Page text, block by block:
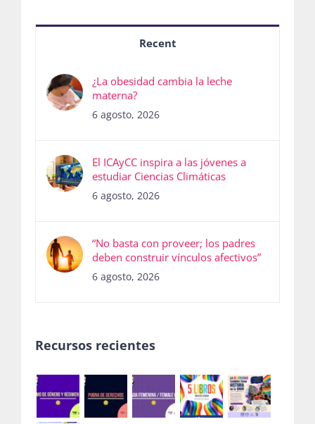
Recent
¿La obesidad cambia la leche
materna?
6 agosto, 2026
El ICAyCC inspira a las jóvenes a
estudiar Ciencias Climáticas
6 agosto, 2026
“No basta con proveer; los padres
deben construir vínculos afectivos”
6 agosto, 2026
Recursos recientes